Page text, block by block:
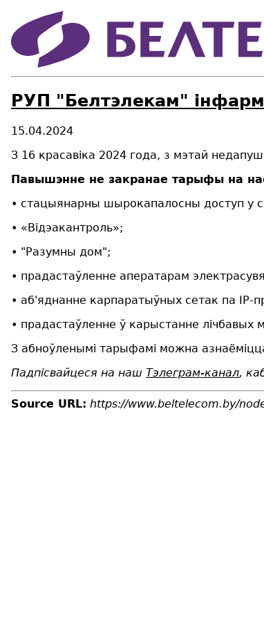
РУП "Белтэлекам"
15.04.2024
З 16 красавіка 2024 года, з мэтай
Павышэнне не закранае тарыфы на
• стацыянарны шырокапалосны доступ у
• «Відэакантроль»;
• "Разумны дом";
• прадастаўленне аператарам
• аб'яднанне карпаратыўных сетак па IP-
• прадастаўленне ў карыстанне лічбавых
З абноўленымі тарыфамі можна
Падпісвайцеся на наш Тэлеграм-канал,
Source URL: https://www.beltelecom.by/